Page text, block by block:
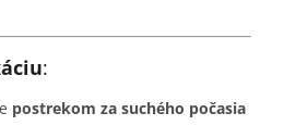
:
postrekom za suchého počasia